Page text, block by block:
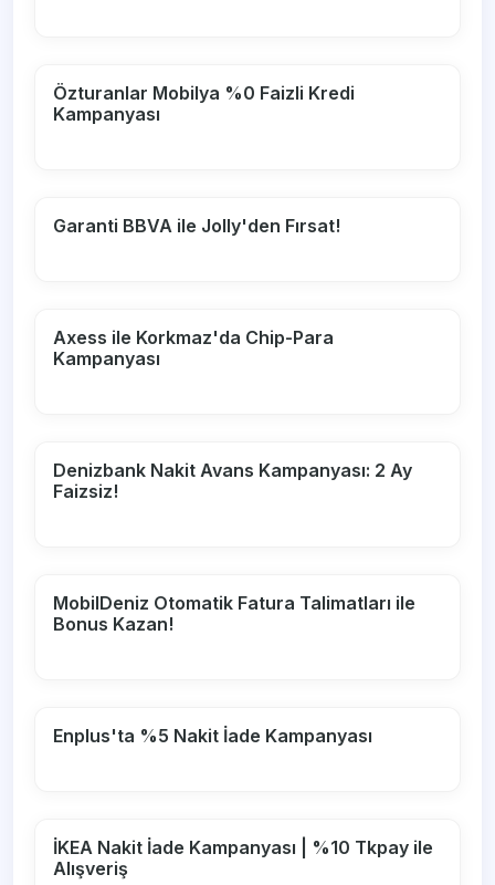
Özturanlar Mobilya %0 Faizli Kredi
Kampanyası
Garanti BBVA ile Jolly'den Fırsat!
Axess ile Korkmaz'da Chip-Para
Kampanyası
Denizbank Nakit Avans Kampanyası: 2 Ay
Faizsiz!
MobilDeniz Otomatik Fatura Talimatları ile
Bonus Kazan!
Enplus'ta %5 Nakit İade Kampanyası
İKEA Nakit İade Kampanyası | %10 Tkpay ile
Alışveriş